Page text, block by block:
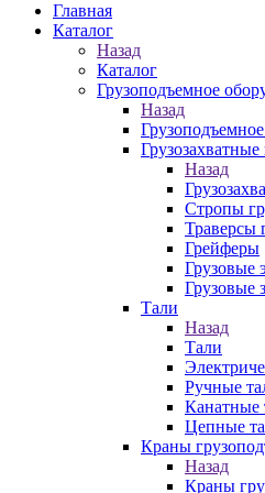
Главная
Каталог
Назад
Каталог
Грузоподъемное
Назад
Назад
Стропы
Траверсы
Грейферы
Грузовые
Грузовые
Тали
Назад
Тали
Ручные
Канатные
Цепные
Краны
Назад
Краны